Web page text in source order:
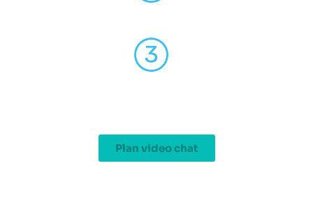
Plan video chat